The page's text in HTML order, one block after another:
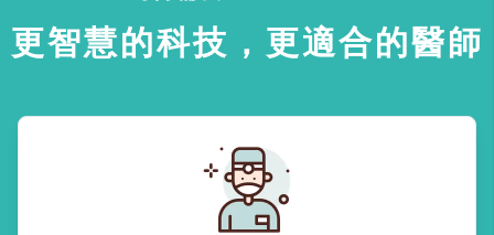
更智慧的科技，更適合的醫師